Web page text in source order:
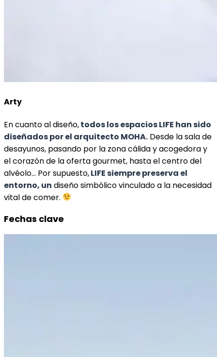
Arty
En cuanto al diseño,todos los espacios LIFE han sido
diseñados por el arquitecto MOHA. Desde la sala de
desayunos, pasando por la zona cálida y acogedora y
el corazón de la oferta gourmet, hasta el centro del
alvéolo… Por supuesto,LIFE siempre preserva el
entorno, un diseño simbólico vinculado a la necesidad
vital de comer.
Fechas clave